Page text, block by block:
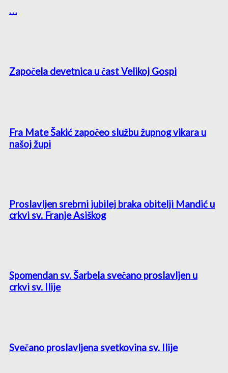
. . .
Započela devetnica u čast Velikoj Gospi
Fra Mate Šakić započeo službu župnog vikara u
našoj župi
Proslavljen srebrni jubilej braka obitelji Mandić u
crkvi sv. Franje Asiškog
Spomendan sv. Šarbela svečano proslavljen u
crkvi sv. Ilije
Svečano proslavljena svetkovina sv. Ilije